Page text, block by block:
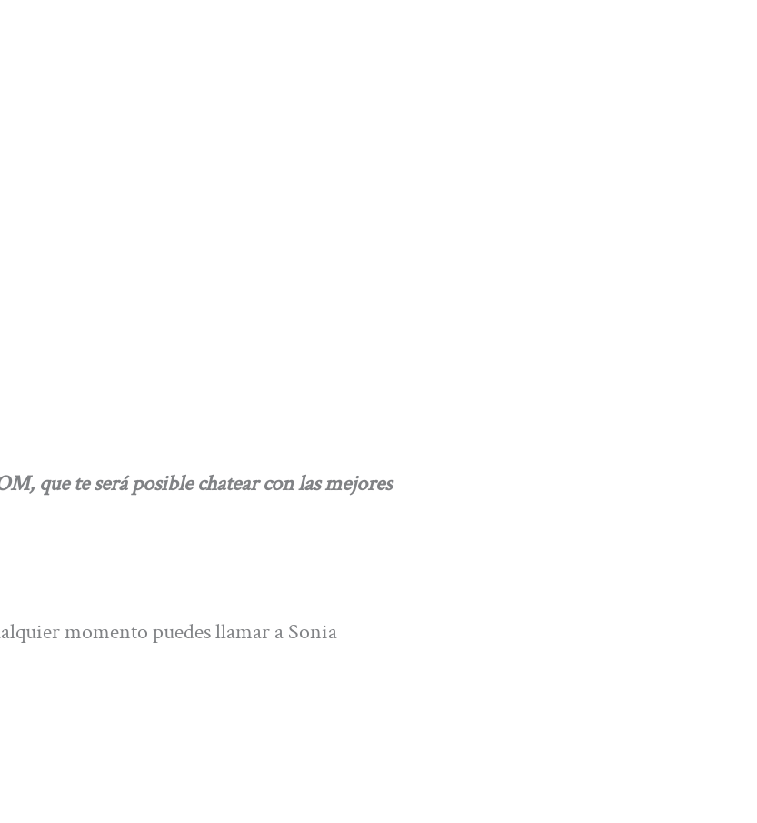
que te será posible chatear con las mejores
momento puedes llamar a Sonia